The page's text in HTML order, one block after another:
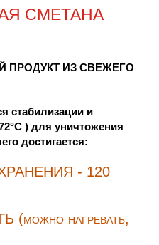
СМЕТАНА
ИЗ СВЕЖЕГО
стабилизации и
) для уничтожения
достигается:
- 120
нагревать,